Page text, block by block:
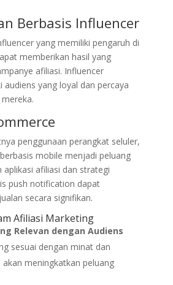
Berbasis Influencer
yang memiliki pengaruh di
memberikan hasil yang
afiliasi. Influencer
audiens yang loyal dan percaya
penggunaan perangkat seluler,
mobile menjadi peluang
aplikasi afiliasi dan strategi
push notification dapat
secara signifikan.
Afiliasi Marketing
Relevan dengan Audiens
sesuai dengan minat dan
meningkatkan peluang